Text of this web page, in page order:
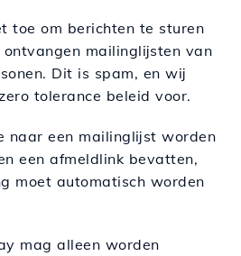
toe om berichten te sturen
mailinglijsten van
Dit is spam, en wij
tolerance beleid voor.
naar een mailinglijst worden
een afmeldlink bevatten,
moet automatisch worden
mag alleen worden